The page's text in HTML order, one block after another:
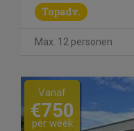
Topadv.
Max. 12 personen
Previous
Vanaf
€750
per week